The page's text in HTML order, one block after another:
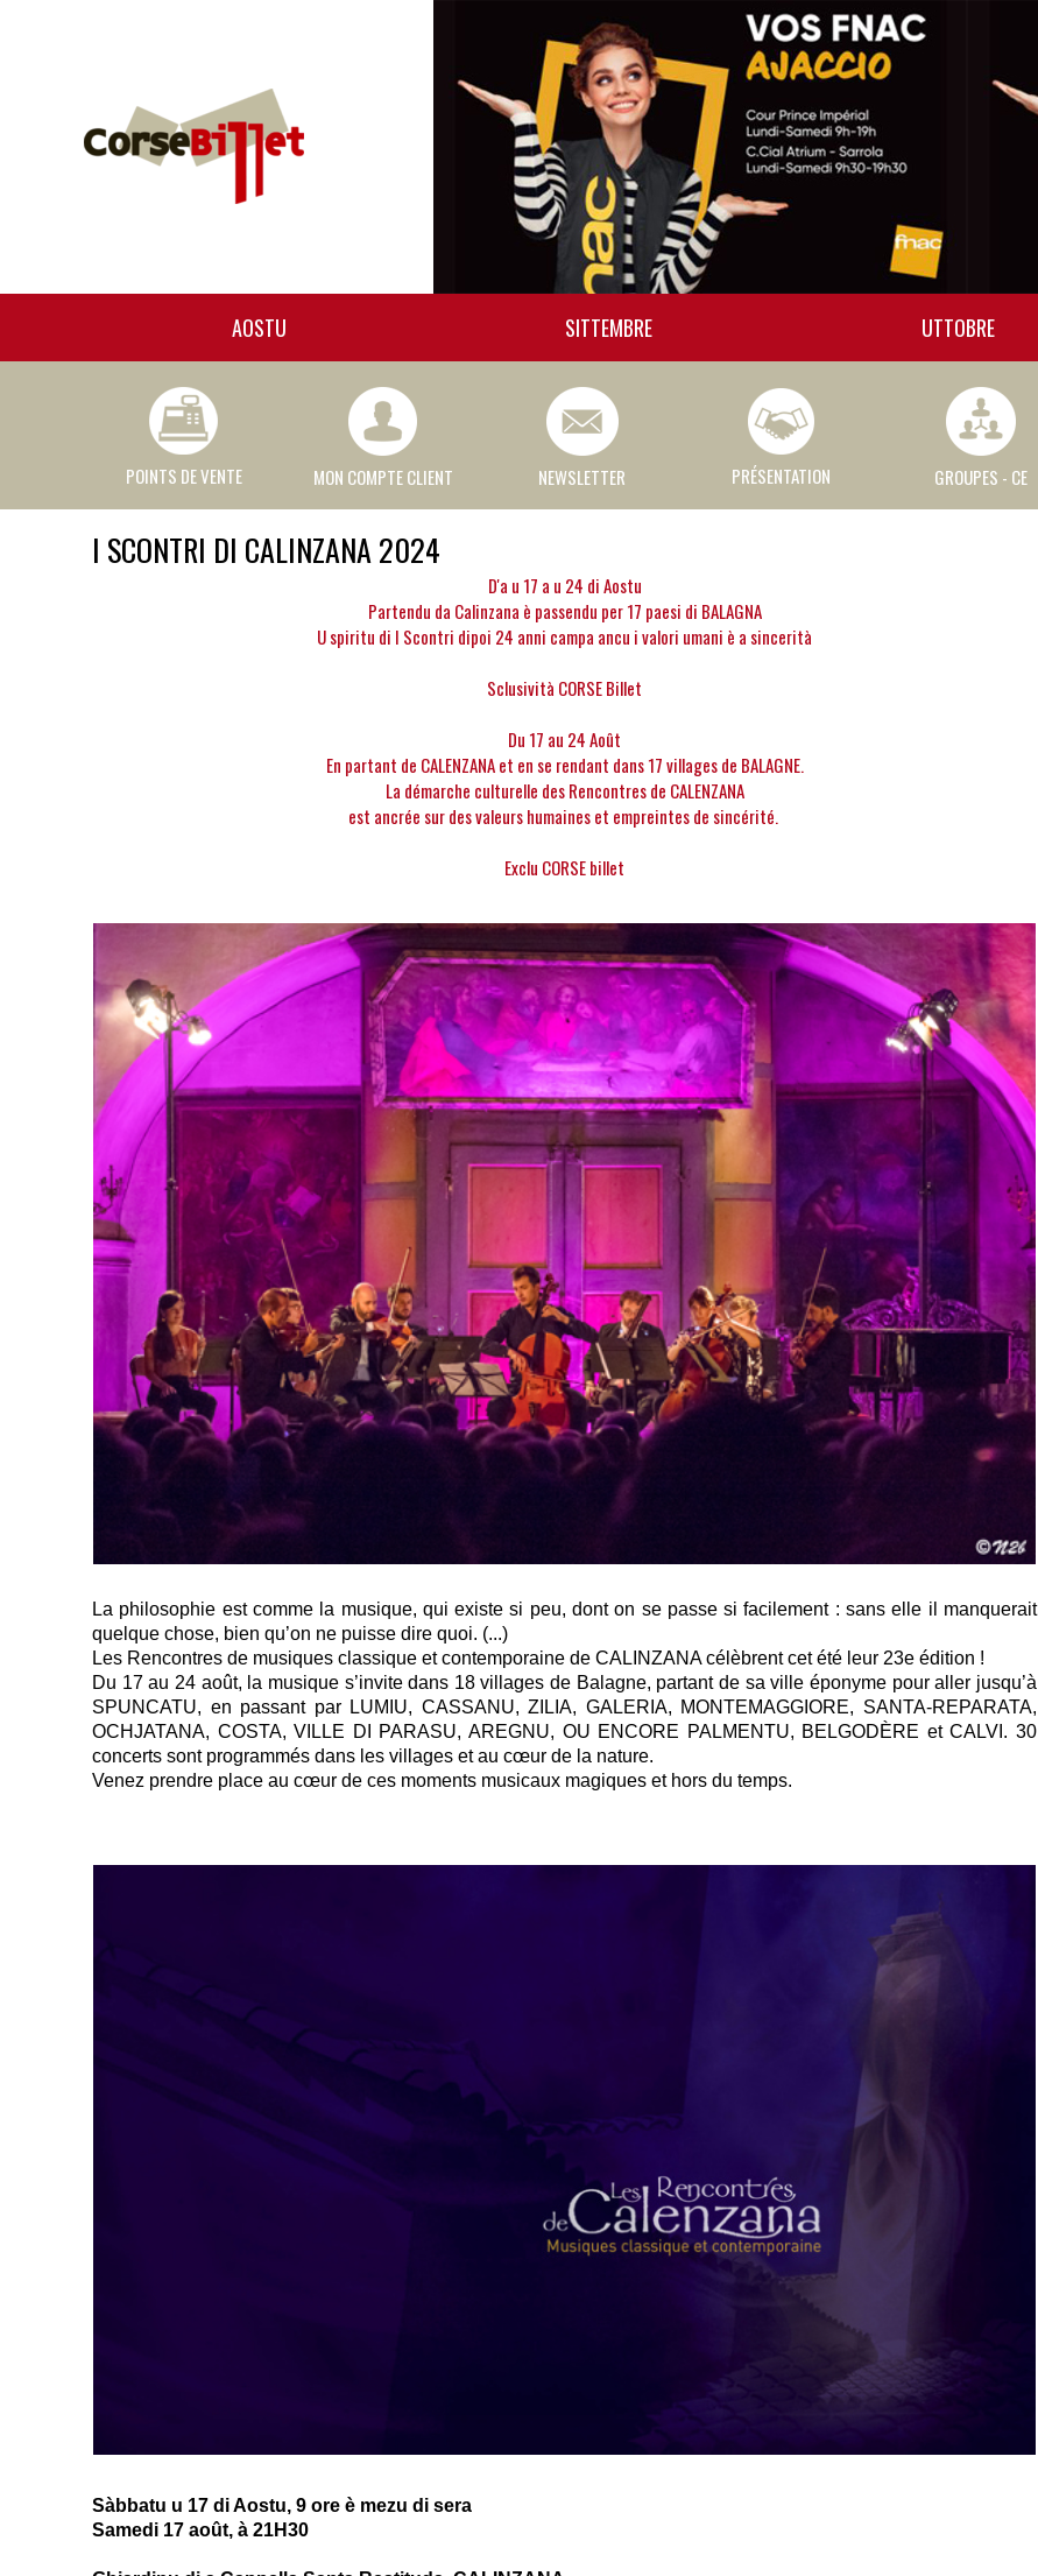
AOSTU SITTEMBRE UTTOBRE
POINTS DE VENTE MON COMPTE CLIENT NEWSLETTER PRÉSENTATION GROUPES - CE
I SCONTRI DI CALINZANA 2024
D'a u 17 a u 24 di Aostu
Partendu da Calinzana è passendu per 17 paesi di BALAGNA
U spiritu di I Scontri dipoi 24 anni campa ancu i valori umani è a sincerità
Sclusività CORSE Billet
Du 17 au 24 Août
En partant de CALENZANA et en se rendant dans 17 villages de BALAGNE.
La démarche culturelle des Rencontres de CALENZANA
est ancrée sur des valeurs humaines et empreintes de sincérité. ​
Exclu CORSE billet
La philosophie est comme la musique, qui existe si peu, dont on se passe si facilement : sans elle il manquerait
quelque chose, bien qu’on ne puisse dire quoi. (...)
Les Rencontres de musiques classique et contemporaine de CALINZANA célèbrent cet été leur 23e édition !
Du 17 au 24 août, la musique s’invite dans 18 villages de Balagne, partant de sa ville éponyme pour aller jusqu’à
SPUNCATU, en passant par LUMIU, CASSANU, ZILIA, GALERIA, MONTEMAGGIORE, SANTA-REPARATA,
OCHJATANA, COSTA, VILLE DI PARASU, AREGNU, OU ENCORE PALMENTU, BELGODÈRE et CALVI. 30
concerts sont programmés dans les villages et au cœur de la nature.
Venez prendre place au cœur de ces moments musicaux magiques et hors du temps.
Sàbbatu u 17 di Aostu, 9 ore è mezu di sera
Samedi 17 août, à 21H30